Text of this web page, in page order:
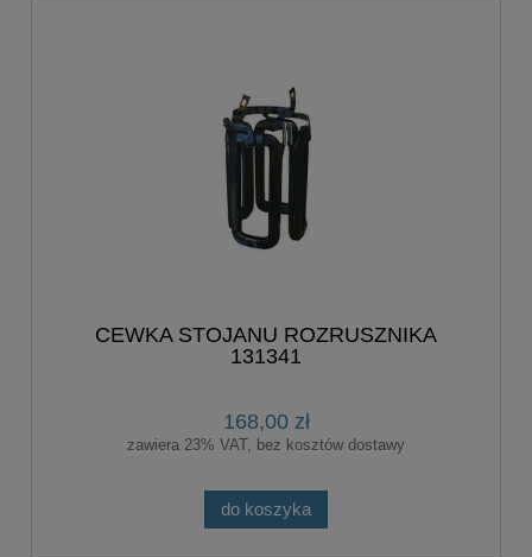
CEWKA STOJANU ROZRUSZNIKA
131341
168,00 zł
zawiera 23% VAT, bez kosztów dostawy
do koszyka